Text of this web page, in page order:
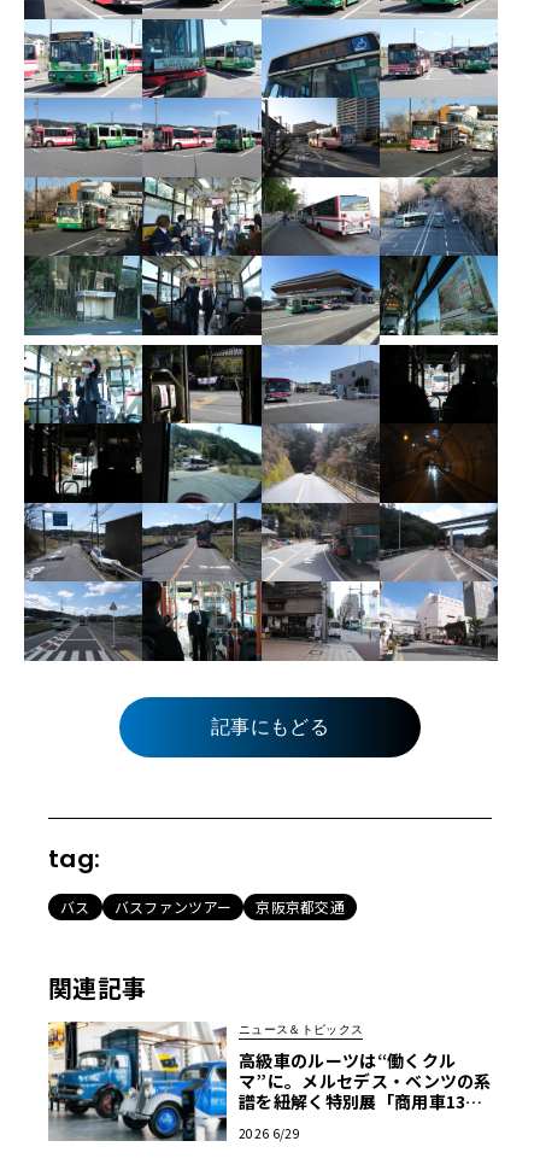
記事にもどる
tag:
バス バスファンツアー 京阪京都交通
関連記事
ニュース＆トピックス
高級車のルーツは“働くクル
マ”に。メルセデス・ベンツの系
譜を紐解く特別展「商用車130
2026 6/29